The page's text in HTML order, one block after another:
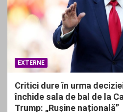
EXTERNE
Critici dure în urma
închide sala de bal de la
Trump: „Rușine națională”